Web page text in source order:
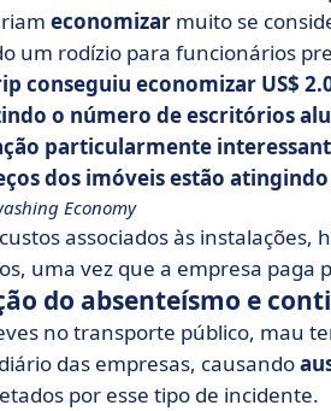
economizar muito se
um rodízio para funcionários
conseguiu economizar US$
o número de escritórios
particularmente
dos imóveis estão
Economy
associados às instalações,
uma vez que a empresa paga
do absenteísmo e
no transporte público, mau
das empresas, causando
por esse tipo de incidente.